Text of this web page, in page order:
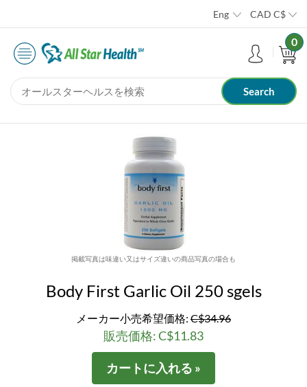
Eng CAD C$
0
掲載写真は味違い又はサイズ違いの商品写真の場合も
Body First Garlic Oil 250 sgels
メーカー小売希望価格: C$34.96
販売価格: C$11.83
カートに入れる »